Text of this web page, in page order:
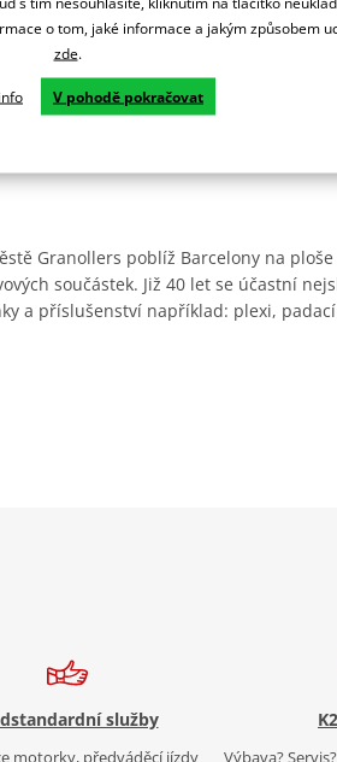
Granollers poblíž Barcelony na ploše
součástek. Již 40 let se účastní
a příslušenství například: plexi,
služby
motorky, předváděcí jízdy
Výbava?
o tom, jaké informace a jakým způsobem
zde.
V pohodě pokračovat